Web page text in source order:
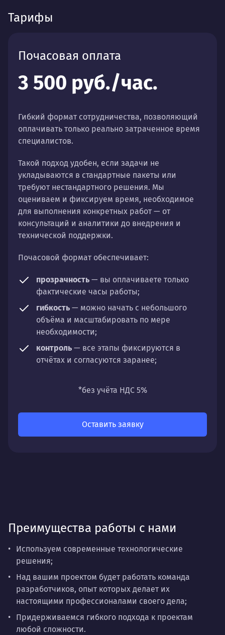
Тарифы
Почасовая оплата
3 500 руб./час.
Гибкий формат сотрудничества, позволяющий
оплачивать только реально затраченное время
специалистов.
Такой подход удобен, если задачи не
укладываются в стандартные пакеты или
требуют нестандартного решения. Мы
оцениваем и фиксируем время, необходимое
для выполнения конкретных работ — от
консультаций и аналитики до внедрения и
технической поддержки.
Почасовой формат обеспечивает:
прозрачность — вы оплачиваете только
фактические часы работы;
гибкость — можно начать с небольшого
объёма и масштабировать по мере
необходимости;
контроль — все этапы фиксируются в
отчётах и согласуются заранее;
направлений: стратегии, настройки,
*без учёта НДС 5%
Оставить заявку
Преимущества работы с нами
Используем современные технологические
решения;
Над вашим проектом будет работать команда
разработчиков, опыт которых делает их
настоящими профессионалами своего дела;
Придерживаемся гибкого подхода к проектам
любой сложности.